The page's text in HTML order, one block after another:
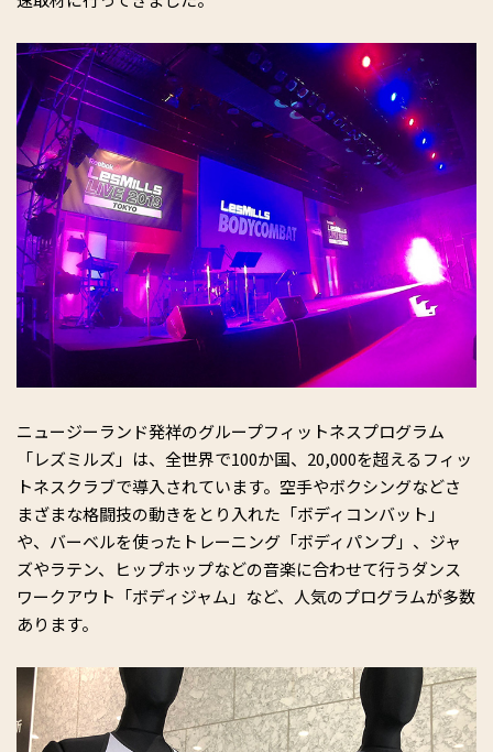
ニュージーランド発祥のグループフィットネスプログラム
「レズミルズ」は、全世界で100か国、20,000を超えるフィッ
トネスクラブで導入されています。空手やボクシングなどさ
まざまな格闘技の動きをとり入れた「ボディコンバット」
や、バーベルを使ったトレーニング「ボディパンプ」、ジャ
ズやラテン、ヒップホップなどの音楽に合わせて行うダンス
ワークアウト「ボディジャム」など、人気のプログラムが多数
あります。